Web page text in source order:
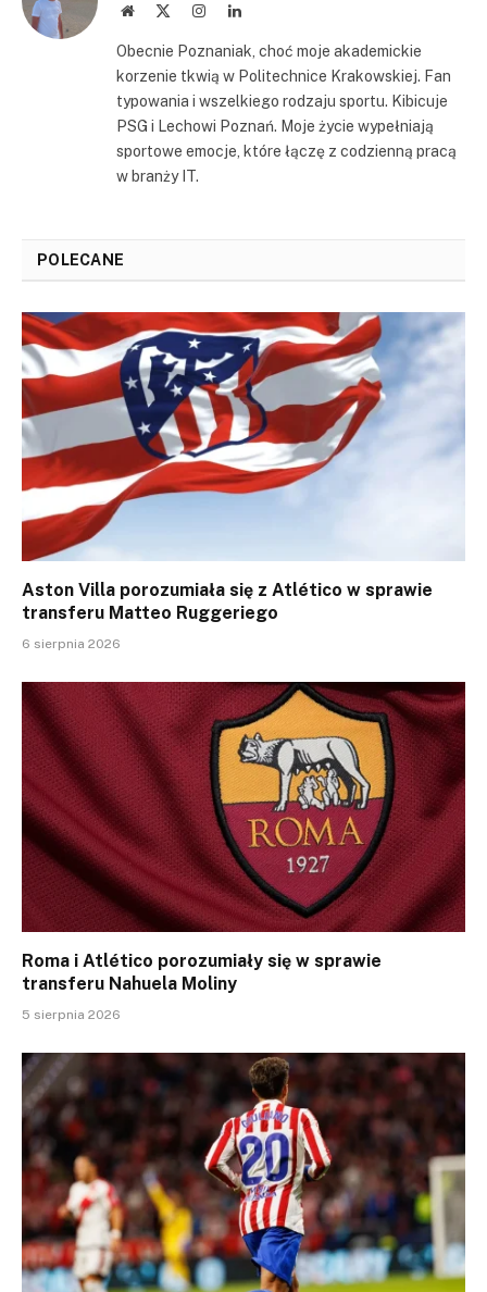
Website InstagramLinkedIn
Obecnie Poznaniak, choć moje akademickie
korzenie tkwią w Politechnice Krakowskiej. Fan
typowania i wszelkiego rodzaju sportu. Kibicuje
PSG i Lechowi Poznań. Moje życie wypełniają
sportowe emocje, które łączę z codzienną pracą
w branży IT.
POLECANE
Aston Villa porozumiała się z Atlético w sprawie
transferu Matteo Ruggeriego
6 sierpnia 2026
Roma i Atlético porozumiały się w sprawie
transferu Nahuela Moliny
5 sierpnia 2026